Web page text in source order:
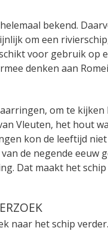
bekend.
om een
voor gebruik op
denken aan
om te
Vleuten, het hout
kon de leeftijd
de negende eeuw
Dat maakt het
naar het schip